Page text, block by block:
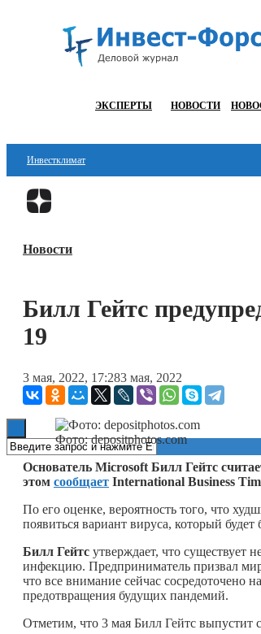
ЭКСПЕРТЫ НОВОСТИ
Инвестклимат
Финансы
Блокчейн
Книги
Новости
Билл Гейтс
19
3 мая, 2022, 17:283 мая, 2022
Фото: depositphotos.com
Основатель Microsoft Билл Гейтс
этом сообщает International Business
По его оценке, вероятность того, что
появиться вариант вируса, который
Билл Гейтс утверждает, что существует
инфекцию. Предприниматель призвал
что все внимание сейчас сосредоточено
предотвращения будущих пандемий.
Отметим, что 3 мая Билл Гейтс